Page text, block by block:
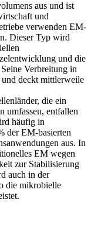
aus und ist
und
verwenden EM-
Dieser Typ wird
und die
Verbreitung in
deckt mittlerweile
die ein
umfassen, entfallen
häufig in
der EM-basierten
aus. In
EM wegen
zur Stabilisierung
auch in der
die mikrobielle